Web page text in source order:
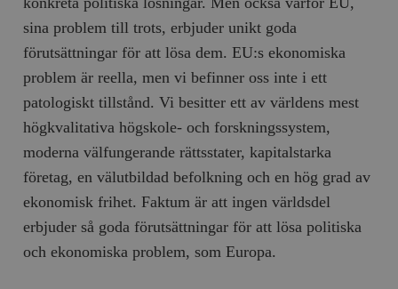
sina problem till trots, erbjuder unikt goda
förutsättningar för att lösa dem. EU:s ekonomiska
problem är reella, men vi befinner oss inte i ett
patologiskt tillstånd. Vi besitter ett av världens mest
högkvalitativa högskole- och forskningssystem,
moderna välfungerande rättsstater, kapitalstarka
företag, en välutbildad befolkning och en hög grad av
ekonomisk frihet. Faktum är att ingen världsdel
erbjuder så goda förutsättningar för att lösa politiska
och ekonomiska problem, som Europa.